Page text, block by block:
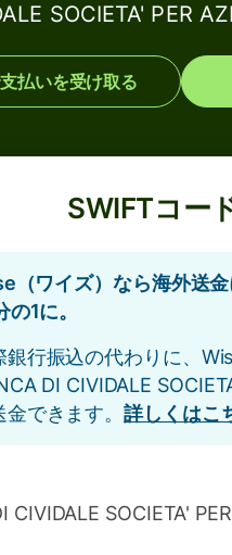
SOCIETA' PER
払いを受け取る
SWIFTコー
（ワイズ）なら海外送
の1に。
銀行振込の代わりに、
DI CIVIDALE
金できます。詳しくはこ
CIVIDALE SOCIETA'